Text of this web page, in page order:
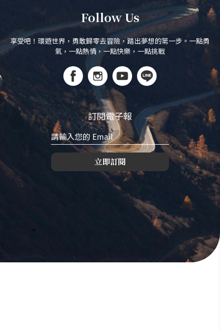
Follow Us
享受吧！環遊世界，勇敢歸零去冒險，踏出夢想的第一步。一點勇
氣，一點熱情，一點快樂，一點挑戰
訂閱電子報
立即訂閱